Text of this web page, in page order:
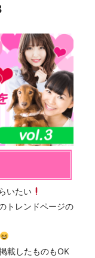
いたい
トレンドページの
載したものもOK